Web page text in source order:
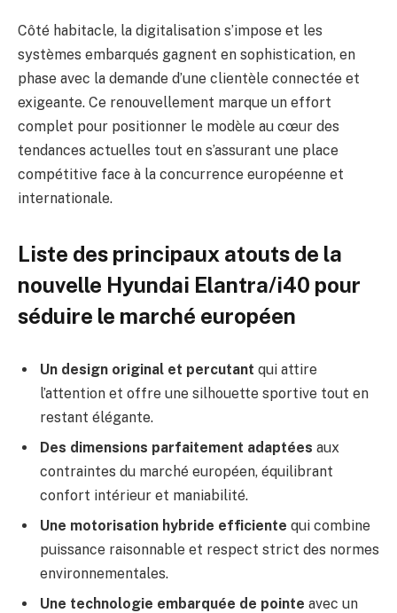
Côté habitacle, la digitalisation s’impose et les
systèmes embarqués gagnent en sophistication, en
phase avec la demande d’une clientèle connectée et
exigeante. Ce renouvellement marque un effort
complet pour positionner le modèle au cœur des
tendances actuelles tout en s’assurant une place
compétitive face à la concurrence européenne et
internationale.
Liste des principaux atouts de la
nouvelle Hyundai Elantra/i40 pour
séduire le marché européen
Un design original et percutant qui attire
l’attention et offre une silhouette sportive tout en
restant élégante.
Des dimensions parfaitement adaptées aux
contraintes du marché européen, équilibrant
confort intérieur et maniabilité.
Une motorisation hybride efficiente qui combine
puissance raisonnable et respect strict des normes
environnementales.
Une technologie embarquée de pointe avec un